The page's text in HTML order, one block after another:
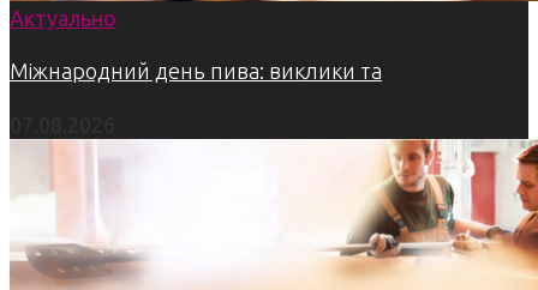
Актуально
Міжнародний день пива: виклики та